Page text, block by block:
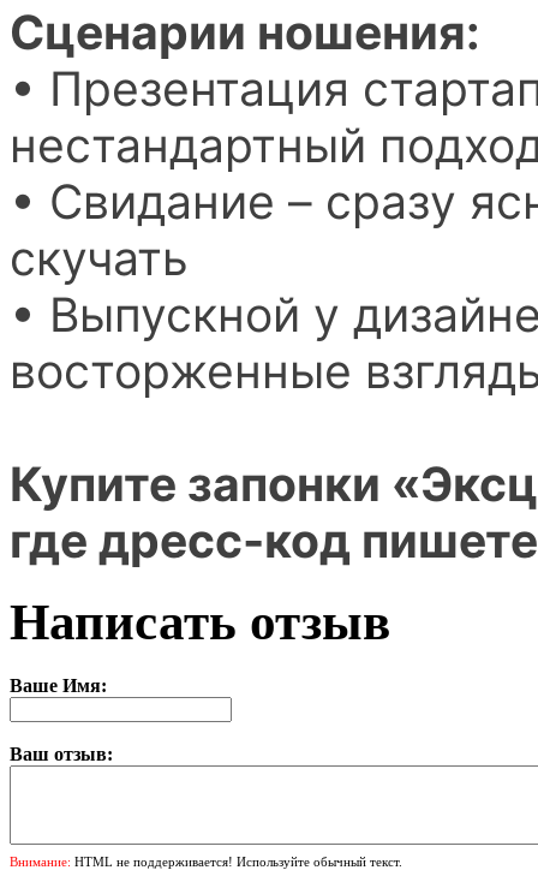
Сценарии ношения:
• Презентация
нестандартный
• Свидание – сразу
скучать
• Выпускной у
восторженные
Купите запонки
где дресс-код
Написать отзыв
Ваше Имя:
Ваш отзыв:
Внимание: HTML не поддерживается! Используйте обычный текст.